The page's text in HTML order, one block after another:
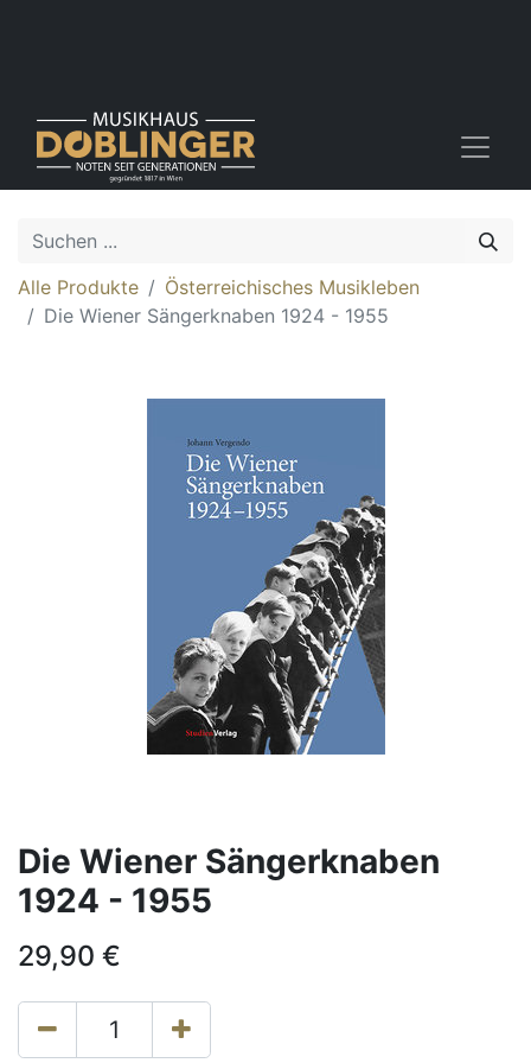
Alle Produkte
Österreichisches Musikleben
Die Wiener Sängerknaben 1924 - 1955
Die Wiener Sängerknaben
1924 - 1955
29,90 €